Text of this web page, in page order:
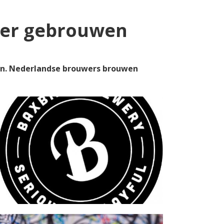
gebrouwen
Nederlandse brouwers brouwen